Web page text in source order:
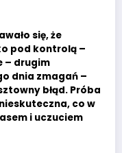
się, że
pod kontrolą –
– drugim
dnia zmagań –
błąd. Próba
co w
i uczuciem